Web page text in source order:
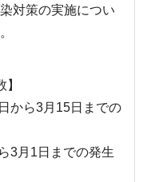
対策の実施につい
から3月15日までの
3月1日までの発生